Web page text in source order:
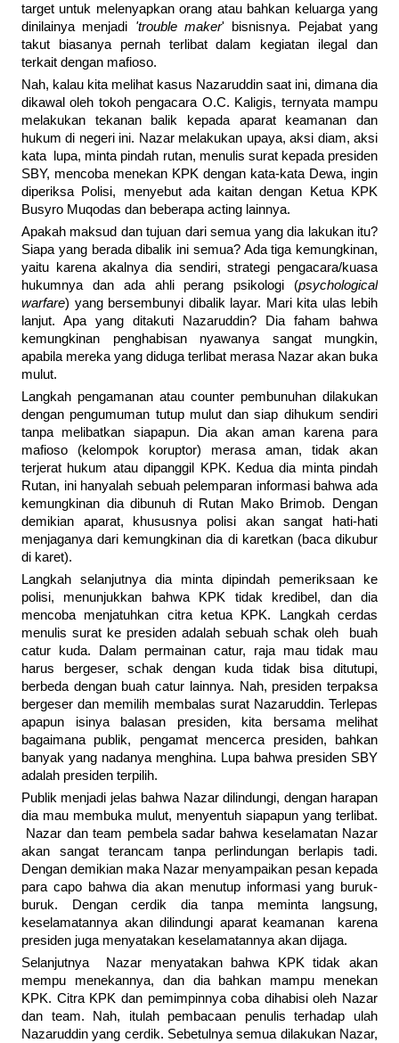
target untuk melenyapkan orang atau bahkan keluarga yang
dinilainya menjadi 'trouble maker' bisnisnya. Pejabat yang
takut biasanya pernah terlibat dalam kegiatan ilegal dan
terkait dengan mafioso.
Nah, kalau kita melihat kasus Nazaruddin saat ini, dimana dia
dikawal oleh tokoh pengacara O.C. Kaligis, ternyata mampu
melakukan tekanan balik kepada aparat keamanan dan
hukum di negeri ini. Nazar melakukan upaya, aksi diam, aksi
kata lupa, minta pindah rutan, menulis surat kepada presiden
SBY, mencoba menekan KPK dengan kata-kata Dewa, ingin
diperiksa Polisi, menyebut ada kaitan dengan Ketua KPK
Busyro Muqodas dan beberapa acting lainnya.
Apakah maksud dan tujuan dari semua yang dia lakukan itu?
Siapa yang berada dibalik ini semua? Ada tiga kemungkinan,
yaitu karena akalnya dia sendiri, strategi pengacara/kuasa
hukumnya dan ada ahli perang psikologi (psychological
warfare) yang bersembunyi dibalik layar. Mari kita ulas lebih
lanjut. Apa yang ditakuti Nazaruddin? Dia faham bahwa
kemungkinan penghabisan nyawanya sangat mungkin,
apabila mereka yang diduga terlibat merasa Nazar akan buka
mulut.
Langkah pengamanan atau counter pembunuhan dilakukan
dengan pengumuman tutup mulut dan siap dihukum sendiri
tanpa melibatkan siapapun. Dia akan aman karena para
mafioso (kelompok koruptor) merasa aman, tidak akan
terjerat hukum atau dipanggil KPK. Kedua dia minta pindah
Rutan, ini hanyalah sebuah pelemparan informasi bahwa ada
kemungkinan dia dibunuh di Rutan Mako Brimob. Dengan
demikian aparat, khususnya polisi akan sangat hati-hati
menjaganya dari kemungkinan dia di karetkan (baca dikubur
di karet).
Langkah selanjutnya dia minta dipindah pemeriksaan ke
polisi, menunjukkan bahwa KPK tidak kredibel, dan dia
mencoba menjatuhkan citra ketua KPK. Langkah cerdas
menulis surat ke presiden adalah sebuah schak oleh buah
catur kuda. Dalam permainan catur, raja mau tidak mau
harus bergeser, schak dengan kuda tidak bisa ditutupi,
berbeda dengan buah catur lainnya. Nah, presiden terpaksa
bergeser dan memilih membalas surat Nazaruddin. Terlepas
apapun isinya balasan presiden, kita bersama melihat
bagaimana publik, pengamat mencerca presiden, bahkan
banyak yang nadanya menghina. Lupa bahwa presiden SBY
adalah presiden terpilih.
Publik menjadi jelas bahwa Nazar dilindungi, dengan harapan
dia mau membuka mulut, menyentuh siapapun yang terlibat.
Nazar dan team pembela sadar bahwa keselamatan Nazar
akan sangat terancam tanpa perlindungan berlapis tadi.
Dengan demikian maka Nazar menyampaikan pesan kepada
para capo bahwa dia akan menutup informasi yang buruk-
buruk. Dengan cerdik dia tanpa meminta langsung,
keselamatannya akan dilindungi aparat keamanan karena
presiden juga menyatakan keselamatannya akan dijaga.
Selanjutnya Nazar menyatakan bahwa KPK tidak akan
mempu menekannya, dan dia bahkan mampu menekan
KPK. Citra KPK dan pemimpinnya coba dihabisi oleh Nazar
dan team. Nah, itulah pembacaan penulis terhadap ulah
Nazaruddin yang cerdik. Sebetulnya semua dilakukan Nazar,